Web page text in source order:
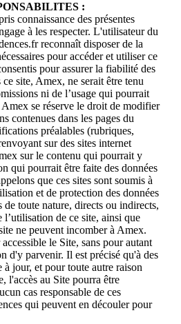
:
connaissance des présentes
à les respecter. L'utilisateur du
reconnaît disposer de la
pour accéder et utiliser ce
pour assurer la fiabilité des
site, Amex, ne serait être tenu
ni de l’usage qui pourrait
se réserve le droit de modifier
contenues dans les pages du
préalables (rubriques,
sur des sites internet
sur le contenu qui pourrait y
qui pourrait être faite des données
que ces sites sont soumis à
et de protection des données
de toute nature, directs ou indirects,
de ce site, ainsi que
ne peuvent incomber à Amex.
le Site, sans pour autant
d'y parvenir. Il est précisé qu'à des
jour, et pour toute autre raison
l'accès au Site pourra être
cas responsable de ces
qui peuvent en découler pour